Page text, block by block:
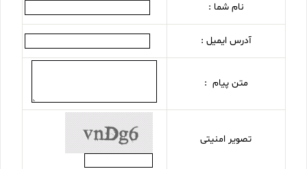
نام شما :
آدرس ایمیل :
متن پیام :
تصویر امنیتی